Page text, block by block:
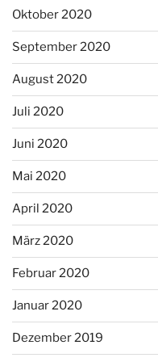
Oktober 2020
September 2020
August 2020
Juli 2020
Juni 2020
Mai 2020
April 2020
März 2020
Februar 2020
Januar 2020
Dezember 2019